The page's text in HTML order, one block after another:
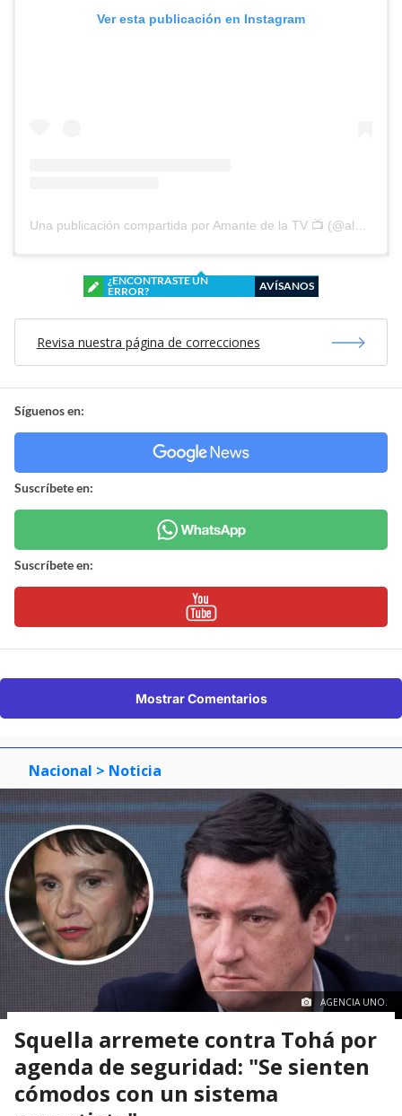
Ver esta publicación en Instagram
Una publicación compartida por Amante de la TV 📺 (@alguien_te_observa)
¿ENCONTRASTE UN
ERROR?
AVÍSANOS
Revisa nuestra página de correcciones
Síguenos en:
Suscríbete en:
Suscríbete en:
Mostrar Comentarios
Nacional > Noticia
AGENCIA UNO.
Squella arremete contra Tohá por
agenda de seguridad: "Se sienten
cómodos con un sistema